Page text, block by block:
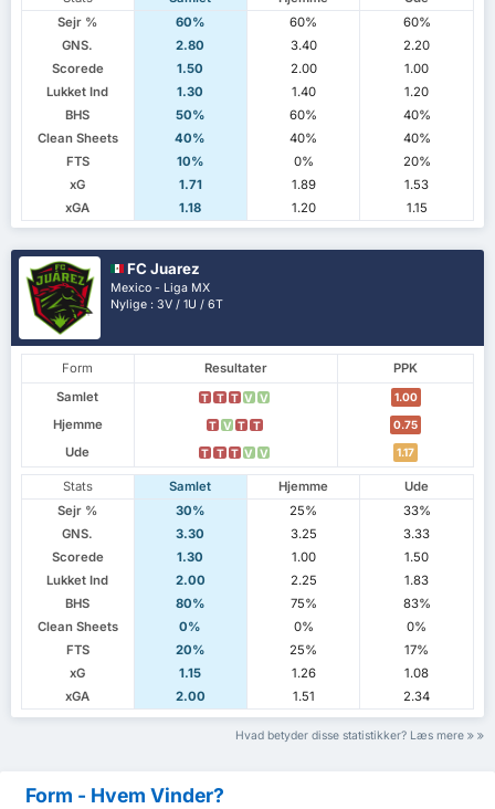
Sejr %
60% 60%
60%
GNS.
2.80 3.40
2.20
Scorede
1.50 2.00
1.00
Lukket Ind
1.30 1.40
1.20
BHS
50% 60%
40%
Clean Sheets
40% 40%
40%
FTS
10% 0%
20%
xG
1.71 1.89
1.53
xGA
1.18 1.20 1.15
FC Juarez
Mexico - Liga MX
Nylige : 3V / 1U / 6T
Form Resultater
PPK
Samlet
T T T V V 1.00
Hjemme T V T T 0.75
Ude T T T V V 1.17
Stats Samlet Hjemme
Ude
Sejr %
30% 25%
33%
GNS.
3.30 3.25
3.33
Scorede
1.30 1.00
1.50
Lukket Ind
2.00 2.25
1.83
BHS
80% 75%
83%
Clean Sheets
0% 0%
0%
FTS
20% 25%
17%
xG
1.15 1.26
1.08
xGA
2.00 1.51 2.34
Hvad betyder disse statistikker? Læs mere
Form - Hvem Vinder?